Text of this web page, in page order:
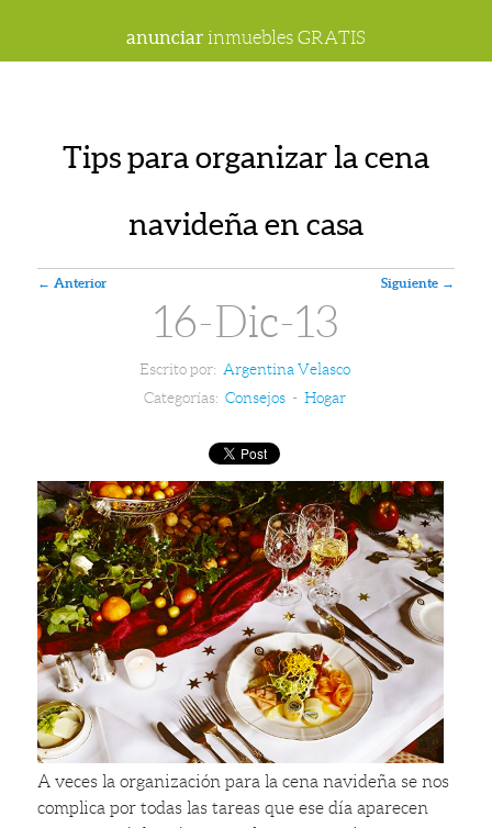
anunciar inmuebles GRATIS
Tips para organizar la cena
navideña en casa
Navegador de artículos
← Anterior Siguiente →
16-Dic-13
Escrito por: Argentina Velasco
Categorías: Consejos - Hogar
A veces la organización para la cena navideña se nos
complica por todas las tareas que ese día aparecen